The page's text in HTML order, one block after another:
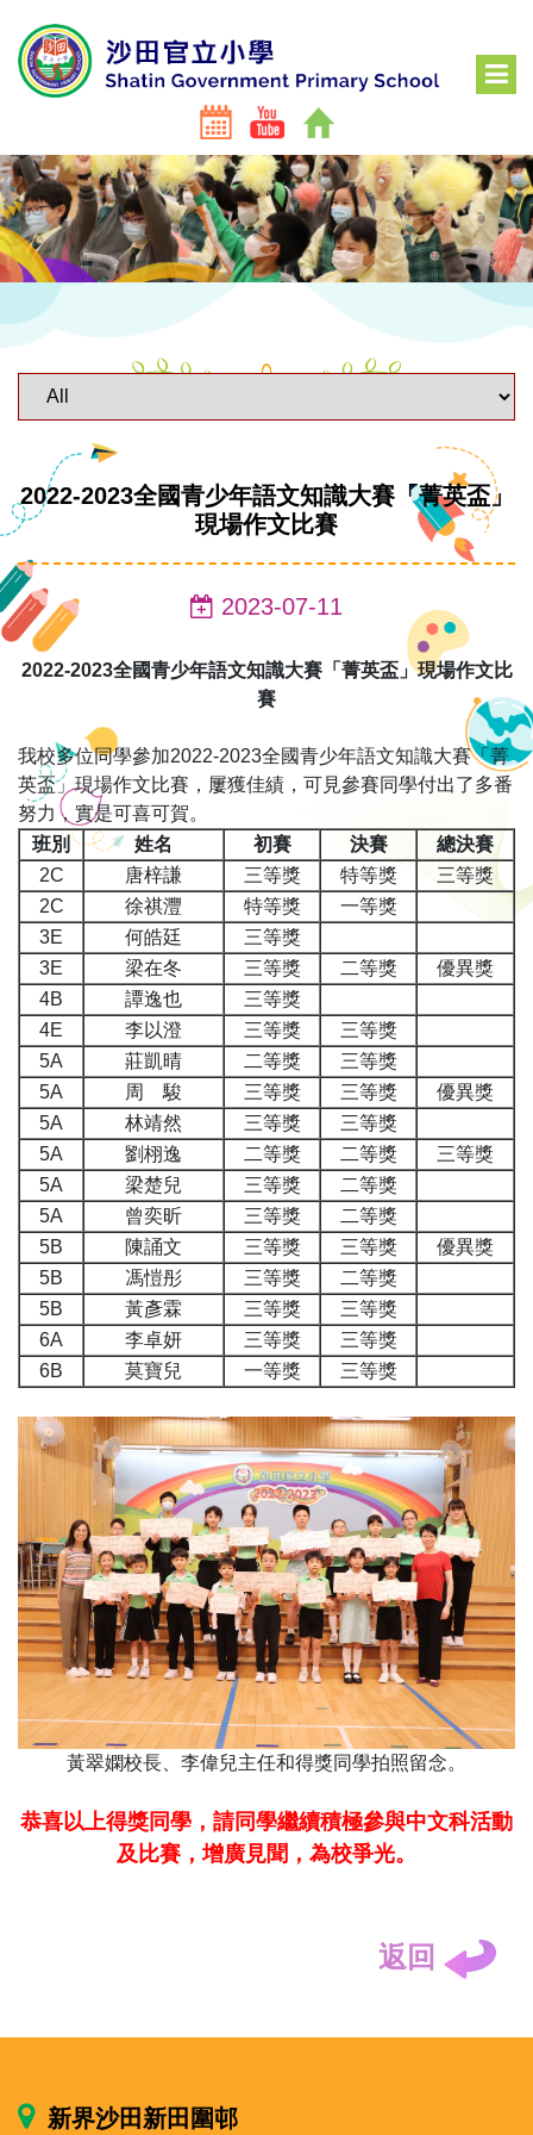
2022-2023全國青少年語文知識大賽「菁英盃」
現場作文比賽
2023-07-11
2022-2023全國青少年語文知識大賽「菁英盃」現場作文比
賽
我校多位同學參加2022-2023全國青少年語文知識大賽「菁
英盃」現場作文比賽，屢獲佳績，可見參賽同學付出了多番
努力，實是可喜可賀。
班別
姓名 初賽 決賽
總決賽
2C
唐梓謙 三等獎 特等獎
三等獎
2C
徐祺灃 特等獎
一等獎
3E
何皓廷
三等獎
3E
梁在冬 三等獎 二等獎
優異獎
4B
譚逸也
三等獎
4E
李以澄 三等獎
三等獎
5A
莊凱晴 二等獎
三等獎
5A
周 駿 三等獎 三等獎
優異獎
5A
林靖然 三等獎
三等獎
5A
劉栩逸 二等獎 二等獎
三等獎
5A
梁楚兒 三等獎
二等獎
5A
曾奕昕 三等獎
二等獎
5B
陳誦文 三等獎 三等獎
優異獎
5B
馮愷彤 三等獎
二等獎
5B
黃彥霖 三等獎
三等獎
6A
李卓妍 三等獎
三等獎
6B
莫寶兒 一等獎 三等獎
黃翠嫻校長、李偉兒主任和得獎同學拍照留念。
恭喜以上得獎同學，請同學繼續積極參與中文科活動
及比賽，增廣見聞，為校爭光。
返回
新界沙田新田圍邨